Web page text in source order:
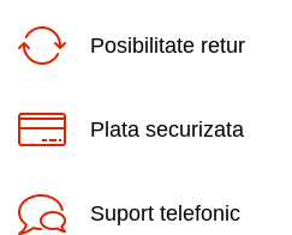
Posibilitate retur
Plata securizata
Suport telefonic